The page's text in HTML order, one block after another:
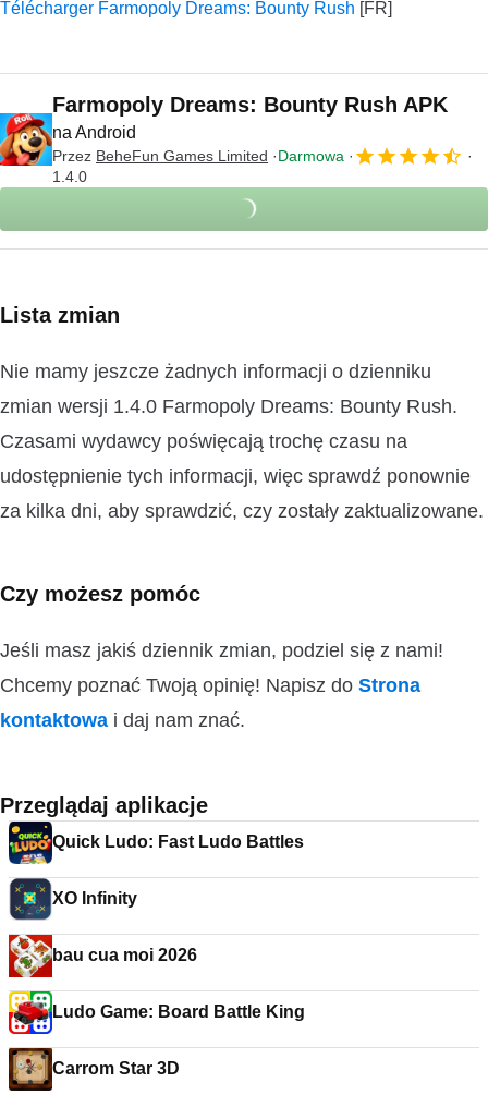
Télécharger Farmopoly Dreams: Bounty Rush
Farmopoly Dreams: Bounty Rush APK
na Android
Przez BeheFun Games Limited
Darmowa
1.4.0
Lista zmian
Nie mamy jeszcze żadnych informacji o dzienniku
zmian wersji 1.4.0 Farmopoly Dreams: Bounty Rush.
Czasami wydawcy poświęcają trochę czasu na
udostępnienie tych informacji, więc sprawdź ponownie
za kilka dni, aby sprawdzić, czy zostały zaktualizowane.
Czy możesz pomóc
Jeśli masz jakiś dziennik zmian, podziel się z nami!
Chcemy poznać Twoją opinię! Napisz do Strona
kontaktowa i daj nam znać.
Przeglądaj aplikacje
Quick Ludo: Fast Ludo Battles
XO Infinity
bau cua moi 2026
Ludo Game: Board Battle King
Carrom Star 3D